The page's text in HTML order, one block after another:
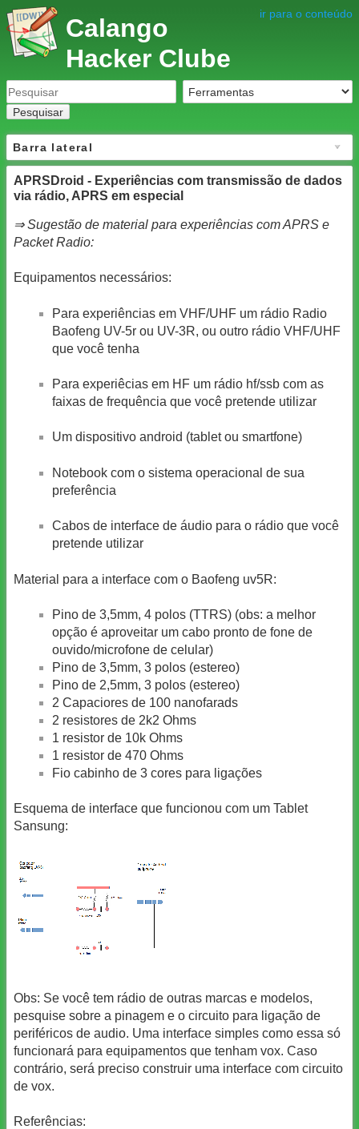
ir para o conteúdo
Calango
Hacker Clube
Pesquisar
Barra lateral
APRSDroid - Experiências com transmissão de dados
via rádio, APRS em especial
⇒ Sugestão de material para experiências com APRS e
Packet Radio:
Equipamentos necessários:
Para experiências em VHF/UHF um rádio Radio
Baofeng UV-5r ou UV-3R, ou outro rádio VHF/UHF
que você tenha
Para experiêcias em HF um rádio hf/ssb com as
faixas de frequência que você pretende utilizar
Um dispositivo android (tablet ou smartfone)
Notebook com o sistema operacional de sua
preferência
Cabos de interface de áudio para o rádio que você
pretende utilizar
Material para a interface com o Baofeng uv5R:
Pino de 3,5mm, 4 polos (TTRS) (obs: a melhor
opção é aproveitar um cabo pronto de fone de
ouvido/microfone de celular)
Pino de 3,5mm, 3 polos (estereo)
Pino de 2,5mm, 3 polos (estereo)
2 Capaciores de 100 nanofarads
2 resistores de 2k2 Ohms
1 resistor de 10k Ohms
1 resistor de 470 Ohms
Fio cabinho de 3 cores para ligações
Esquema de interface que funcionou com um Tablet
Sansung:
Obs: Se você tem rádio de outras marcas e modelos,
pesquise sobre a pinagem e o circuito para ligação de
periféricos de audio. Uma interface simples como essa só
funcionará para equipamentos que tenham vox. Caso
contrário, será preciso construir uma interface com circuito
de vox.
Referências: